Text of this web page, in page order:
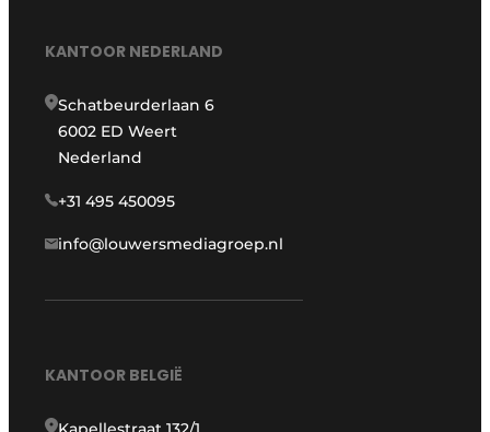
KANTOOR NEDERLAND
Schatbeurderlaan 6
6002 ED Weert
Nederland
+31 495 450095
info@louwersmediagroep.nl
KANTOOR BELGIË